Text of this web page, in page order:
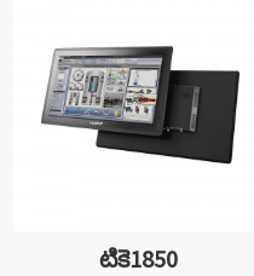
టికె1850